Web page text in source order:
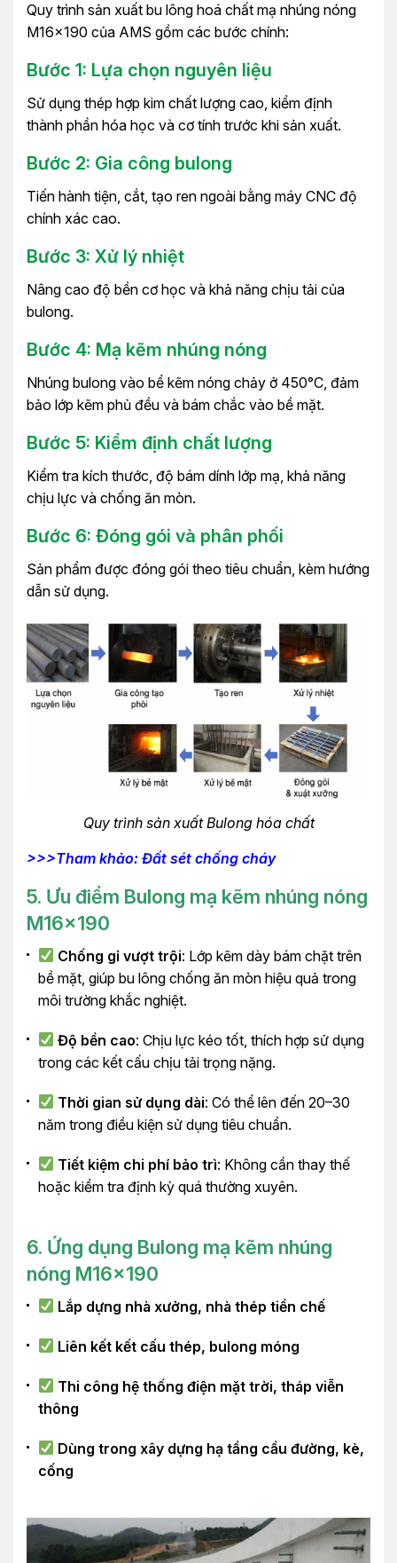
Quy trình sản xuất bu lông hoá chất mạ nhúng nóng
M16x190 của AMS gồm các bước chính:
Bước 1: Lựa chọn nguyên liệu
Sử dụng thép hợp kim chất lượng cao, kiểm định
thành phần hóa học và cơ tính trước khi sản xuất.
Bước 2: Gia công bulong
Tiến hành tiện, cắt, tạo ren ngoài bằng máy CNC độ
chính xác cao.
Bước 3: Xử lý nhiệt
Nâng cao độ bền cơ học và khả năng chịu tải của
bulong.
Bước 4: Mạ kẽm nhúng nóng
Nhúng bulong vào bể kẽm nóng chảy ở 450°C, đảm
bảo lớp kẽm phủ đều và bám chắc vào bề mặt.
Bước 5: Kiểm định chất lượng
Kiểm tra kích thước, độ bám dính lớp mạ, khả năng
chịu lực và chống ăn mòn.
Bước 6: Đóng gói và phân phối
Sản phẩm được đóng gói theo tiêu chuẩn, kèm hướng
dẫn sử dụng.
Quy trình sản xuất Bulong hóa chất
>>>Tham khảo: Đất sét chống cháy
5. Ưu điểm Bulong mạ kẽm nhúng nóng
M16x190
Chống gỉ vượt trội: Lớp kẽm dày bám chặt trên
bề mặt, giúp bu lông chống ăn mòn hiệu quả trong
môi trường khắc nghiệt.
Độ bền cao: Chịu lực kéo tốt, thích hợp sử dụng
trong các kết cấu chịu tải trọng nặng.
Thời gian sử dụng dài: Có thể lên đến 20–30
năm trong điều kiện sử dụng tiêu chuẩn.
Tiết kiệm chi phí bảo trì: Không cần thay thế
hoặc kiểm tra định kỳ quá thường xuyên.
6. Ứng dụng Bulong mạ kẽm nhúng
nóng M16x190
Lắp dựng nhà xưởng, nhà thép tiền chế
Liên kết kết cấu thép, bulong móng
Thi công hệ thống điện mặt trời, tháp viễn
thông
Dùng trong xây dựng hạ tầng cầu đường, kè,
cống